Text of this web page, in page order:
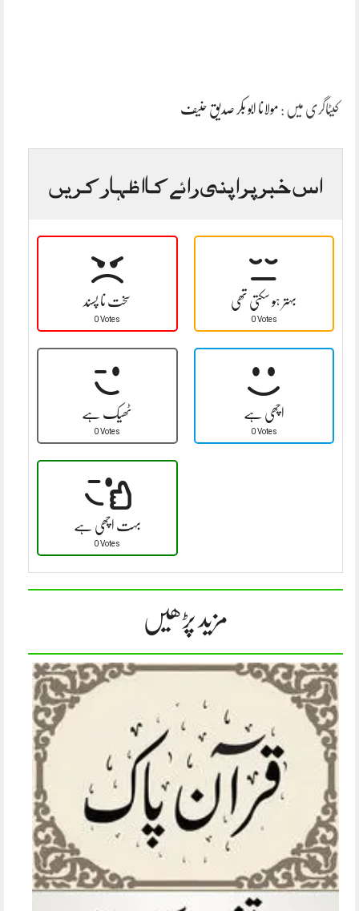
کیٹاگری میں : مولانا ابو بکر صدیق حنیف
اس خبر پر اپنی رائے کا اظہار کریں
سخت نا پسند
0 Votes
بہتر ہو سکتی تھی
0 Votes
ٹھیک ہے
0 Votes
اچھی ہے
0 Votes
بہت اچھی ہے
0 Votes
مزید پڑھیں